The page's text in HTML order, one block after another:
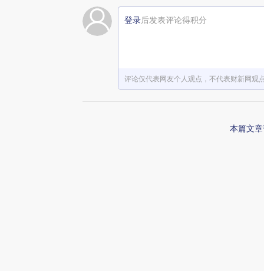
登录后发表评论得积分
评论仅代表网友个人观点，不代表财新网观
本篇文